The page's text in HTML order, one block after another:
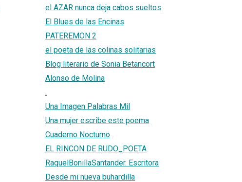
el AZAR nunca deja cabos sueltos
El Blues de las Encinas
PATEREMON 2
el poeta de las colinas solitarias
Blog literario de Sonia Betancort
Alonso de Molina
.
Una Imagen Palabras Mil
Una mujer escribe este poema
Cuaderno Nocturno
EL RINCON DE RUDO_POETA
RaquelBonillaSantander. Escritora
Desde mi nueva buhardilla